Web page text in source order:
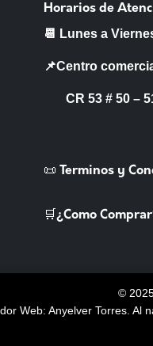
Horarios de
📆 Lunes a
📌Centro
CR 53 # 50 –
📜 Terminos y
🛒¿Como
©
Web: Anyelver Torres. Al